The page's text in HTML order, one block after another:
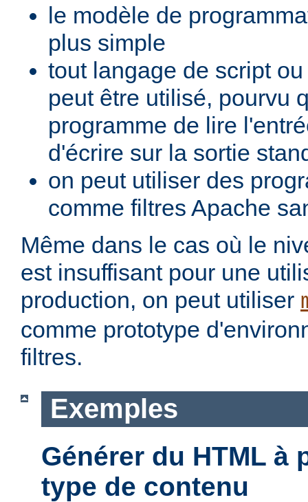
le modèle de
plus simple
tout langage de script
peut être utilisé, pourvu
programme de lire
d'écrire sur la sortie
on peut utiliser des
comme filtres Apache
Même dans le cas où le
est insuffisant pour une
production, on peut utiliser
comme prototype
filtres.
Exemples
Générer du HTML à
type de contenu